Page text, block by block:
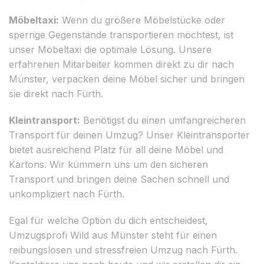
Möbeltaxi: Wenn du größere Möbelstücke oder
sperrige Gegenstände transportieren möchtest, ist
unser Möbeltaxi die optimale Lösung. Unsere
erfahrenen Mitarbeiter kommen direkt zu dir nach
Münster, verpacken deine Möbel sicher und bringen
sie direkt nach Fürth.
Kleintransport: Benötigst du einen umfangreicheren
Transport für deinen Umzug? Unser Kleintransporter
bietet ausreichend Platz für all deine Möbel und
Kartons. Wir kümmern uns um den sicheren
Transport und bringen deine Sachen schnell und
unkompliziert nach Fürth.
Egal für welche Option du dich entscheidest,
Umzugsprofi Wild aus Münster steht für einen
reibungslosen und stressfreien Umzug nach Fürth.